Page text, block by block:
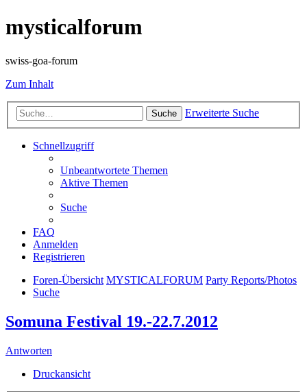
mysticalforum
swiss-goa-forum
Zum Inhalt
Suche Erweiterte Suche
Schnellzugriff
Unbeantwortete Themen
Aktive Themen
Suche
FAQ
Anmelden
Registrieren
Foren-Übersicht MYSTICALFORUM Party Reports/Photos
Suche
Somuna Festival 19.-22.7.2012
Antworten
Druckansicht